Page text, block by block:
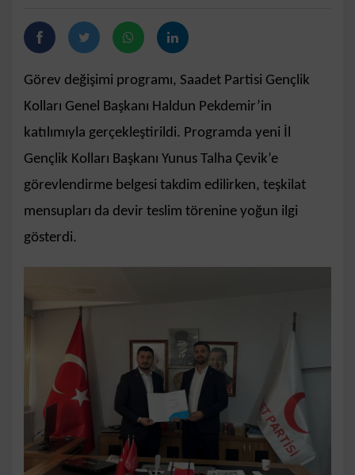
Görev değişimi programı, Saadet Partisi Gençlik
Kolları Genel Başkanı Haldun Pekdemir’in
katılımıyla gerçekleştirildi. Programda yeni İl
Gençlik Kolları Başkanı Yunus Talha Çevik’e
görevlendirme belgesi takdim edilirken, teşkilat
mensupları da devir teslim törenine yoğun ilgi
gösterdi.